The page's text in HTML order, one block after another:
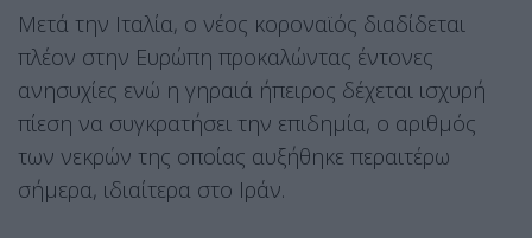
Μετά την Ιταλία, ο νέος κοροναϊός διαδίδεται
πλέον στην Ευρώπη προκαλώντας έντονες
ανησυχίες ενώ η γηραιά ήπειρος δέχεται ισχυρή
πίεση να συγκρατήσει την επιδημία, ο αριθμός
των νεκρών της οποίας αυξήθηκε περαιτέρω
σήμερα, ιδιαίτερα στο Ιράν.